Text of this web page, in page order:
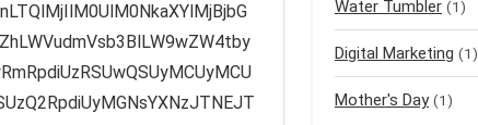
Water Tumbler (1)
Digital Marketing (1)
Mother's Day (1)